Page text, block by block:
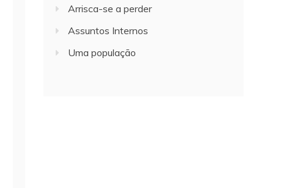
Arrisca-se a perder
Assuntos Internos
Uma população